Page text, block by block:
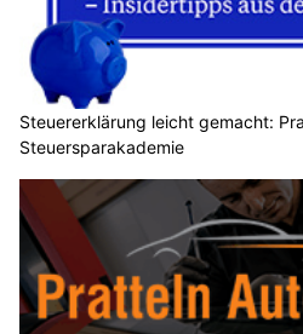
Steuererklärung leicht gemacht:
Steuersparakademie